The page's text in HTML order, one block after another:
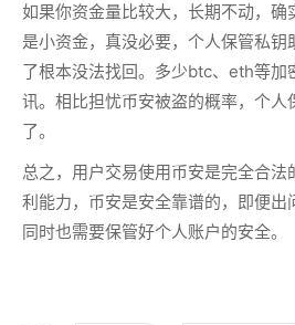
如果你资金量比较大，长期不动，确
是小资金，真没必要，个人保管私钥
了根本没法找回。多少btc、eth等加
讯。相比担忧币安被盗的概率，个人
了。
总之，用户交易使用币安是完全合法
利能力，币安是安全靠谱的，即便出
同时也需要保管好个人账户的安全。